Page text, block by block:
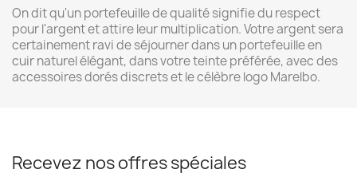
On dit qu'un portefeuille de qualité signifie du respect
pour l'argent et attire leur multiplication. Votre argent sera
certainement ravi de séjourner dans un portefeuille en
cuir naturel élégant, dans votre teinte préférée, avec des
accessoires dorés discrets et le célèbre logo Marelbo.
Recevez nos offres spéciales